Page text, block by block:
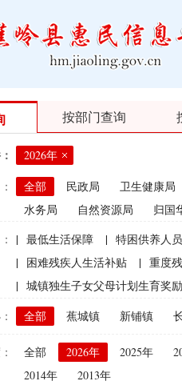
按部门查询
2026年
全部 民政局 卫生健康局
水务局
自然资源局 归国
| 最低生活保障 | 特困供养人
|
困难残疾人生活补贴 | 重度
| 城镇独生子女父母计划生育奖励
| 村卫生站医生补贴资金 | 农
建档立卡贫困户（已结束） |
生猪屠宰环节病害猪损失补贴
全部 蕉城镇 新铺镇
全部 2026年 2025年
2014年
2013年